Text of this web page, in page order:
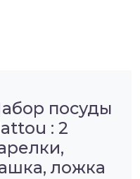
посуды
: 2
ложка